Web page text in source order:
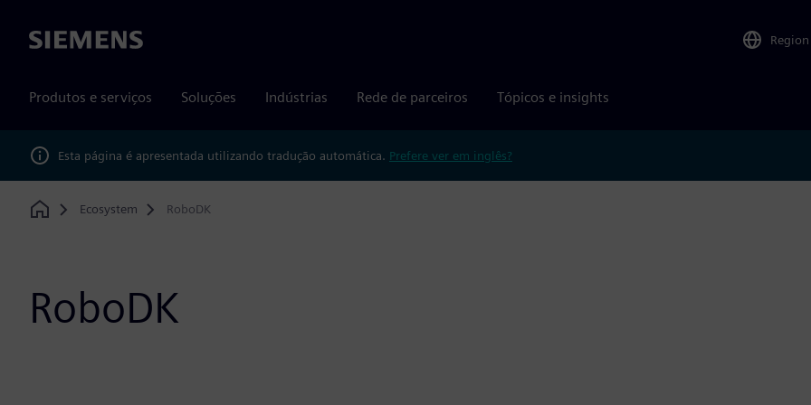
Siemens Region
Produtos e serviços Soluções Indústrias Rede de parceiros Tópicos e insights
Esta página é apresentada utilizando tradução automática. Prefere ver em inglês?
Home
Ecosystem RoboDK
RoboDK